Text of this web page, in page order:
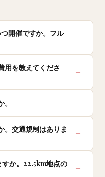
開催ですか。フル
用を教えてくださ
。交通規制はありま
か。22.5km地点の